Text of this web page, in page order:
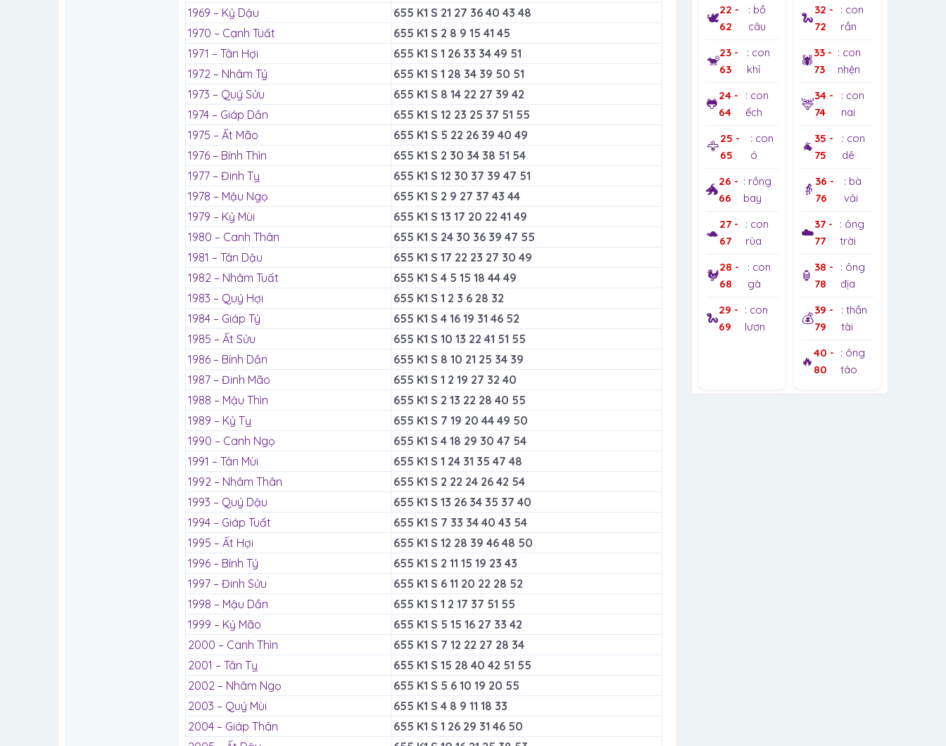
1969 – Kỷ Dậu
655 K1 S 21 27 36 40 43 48
1970 – Canh Tuất
655 K1 S 2 8 9 15 41 45
1971 – Tân Hợi
655 K1 S 1 26 33 34 49 51
1972 – Nhâm Tý
655 K1 S 1 28 34 39 50 51
1973 – Quý Sửu
655 K1 S 8 14 22 27 39 42
1974 – Giáp Dần
655 K1 S 12 23 25 37 51 55
1975 – Ất Mão
655 K1 S 5 22 26 39 40 49
1976 – Bính Thìn
655 K1 S 2 30 34 38 51 54
1977 – Đinh Tỵ
655 K1 S 12 30 37 39 47 51
1978 – Mậu Ngọ
655 K1 S 2 9 27 37 43 44
1979 – Kỷ Mùi
655 K1 S 13 17 20 22 41 49
1980 – Canh Thân
655 K1 S 24 30 36 39 47 55
1981 – Tân Dậu
655 K1 S 17 22 23 27 30 49
1982 – Nhâm Tuất
655 K1 S 4 5 15 18 44 49
1983 – Quý Hợi
655 K1 S 1 2 3 6 28 32
1984 – Giáp Tý
655 K1 S 4 16 19 31 46 52
1985 – Ất Sửu
655 K1 S 10 13 22 41 51 55
1986 – Bính Dần
655 K1 S 8 10 21 25 34 39
1987 – Đinh Mão
655 K1 S 1 2 19 27 32 40
1988 – Mậu Thìn
655 K1 S 2 13 22 28 40 55
1989 – Kỷ Tỵ
655 K1 S 7 19 20 44 49 50
1990 – Canh Ngọ
655 K1 S 4 18 29 30 47 54
1991 – Tân Mùi
655 K1 S 1 24 31 35 47 48
1992 – Nhâm Thân
655 K1 S 2 22 24 26 42 54
1993 – Quý Dậu
655 K1 S 13 26 34 35 37 40
1994 – Giáp Tuất
655 K1 S 7 33 34 40 43 54
1995 – Ất Hợi
655 K1 S 12 28 39 46 48 50
1996 – Bính Tý
655 K1 S 2 11 15 19 23 43
1997 – Đinh Sửu
655 K1 S 6 11 20 22 28 52
1998 – Mậu Dần
655 K1 S 1 2 17 37 51 55
1999 – Kỷ Mão
655 K1 S 5 15 16 27 33 42
2000 – Canh Thìn
655 K1 S 7 12 22 27 28 34
2001 – Tân Tỵ
655 K1 S 15 28 40 42 51 55
2002 – Nhâm Ngọ
655 K1 S 5 6 10 19 20 55
2003 – Quý Mùi
655 K1 S 4 8 9 11 18 33
2004 – Giáp Thân
655 K1 S 1 26 29 31 46 50
🕊️
22 -
62
: bồ
câu
🐒
23 -
63
: con
khỉ
🐸
24 -
64
: con
ếch
🦅
25 -
65
: con
ó
🐲
26 -
66
: rồng
bay
🐢
27 -
67
: con
rùa
🐓
28 -
68
: con
gà
🐍
29 -
69
: con
lươn
🐍
32 -
72
: con
rắn
🕷️
33 -
73
: con
nhện
🦌
34 -
74
: con
nai
🐐
35 -
75
: con
dê
👵
36 -
76
: bà
vải
☁️
37 -
77
: ông
trời
🏮
38 -
78
: ông
địa
💰
39 -
79
: thần
tài
🔥
40 -
80
: ông
táo